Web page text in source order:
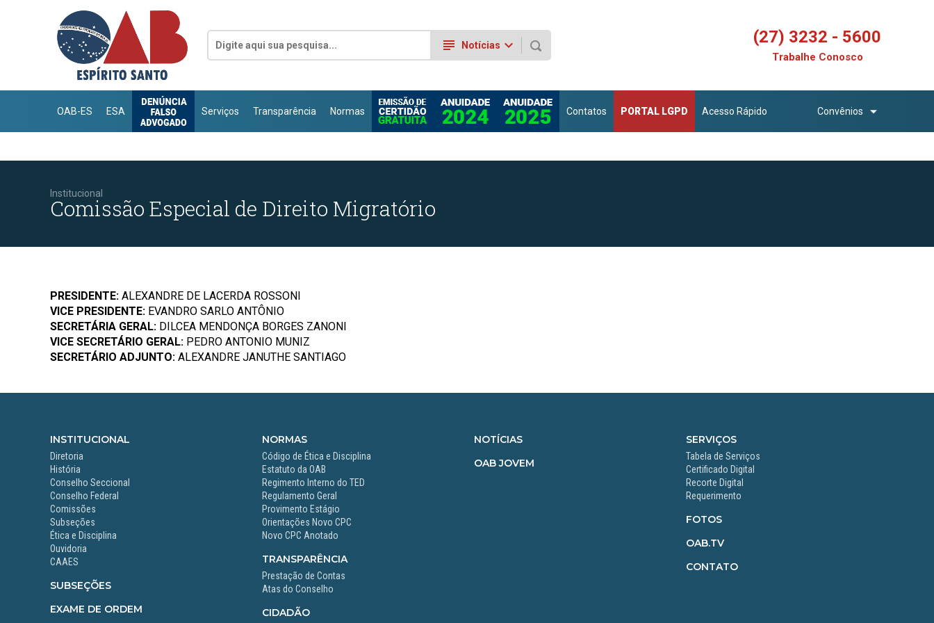
subject Notícias keyboard_arrow_down (27) 3232 - 5600
Trabalhe Conosco
OAB-ES ESA Serviços Transparência Normas Contatos PORTAL LGPD Acesso Rápido Convênios
Institucional
Comissão Especial de Direito Migratório
PRESIDENTE: ALEXANDRE DE LACERDA ROSSONI
VICE PRESIDENTE: EVANDRO SARLO ANTÔNIO
SECRETÁRIA GERAL: DILCEA MENDONÇA BORGES ZANONI
VICE SECRETÁRIO GERAL: PEDRO ANTONIO MUNIZ
SECRETÁRIO ADJUNTO: ALEXANDRE JANUTHE SANTIAGO
INSTITUCIONAL
Diretoria
História
Conselho Seccional
Conselho Federal
Comissões
Subseções
Ética e Disciplina
Ouvidoria
CAAES
SUBSEÇÕES
EXAME DE ORDEM
NORMAS
Código de Ética e Disciplina
Estatuto da OAB
Regimento Interno do TED
Regulamento Geral
Provimento Estágio
Orientações Novo CPC
Novo CPC Anotado
TRANSPARÊNCIA
Prestação de Contas
Atas do Conselho
CIDADÃO
NOTÍCIAS
OAB JOVEM
SERVIÇOS
Tabela de Serviços
Certificado Digital
Recorte Digital
Requerimento
FOTOS
OAB.TV
CONTATO